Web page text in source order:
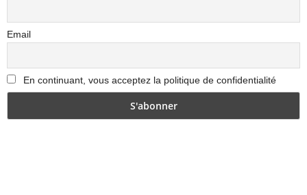
Email
En continuant, vous acceptez la politique de confidentialité